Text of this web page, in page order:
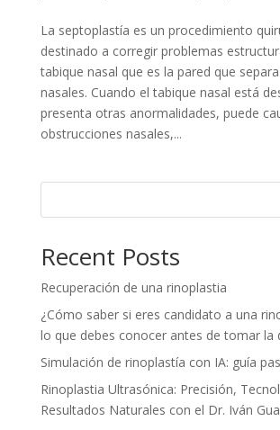
La septoplastía es un procedimiento
destinado a corregir problemas
tabique nasal que es la pared que
nasales. Cuando el tabique nasal está
presenta otras anormalidades, puede
obstrucciones nasales,...
Recent Posts
Recuperación de una rinoplastia
¿Cómo saber si eres candidato a una
lo que debes conocer antes de tomar la
Simulación de rinoplastía con IA: guía
Rinoplastia Ultrasónica: Precisión,
Resultados Naturales con el Dr. Iván